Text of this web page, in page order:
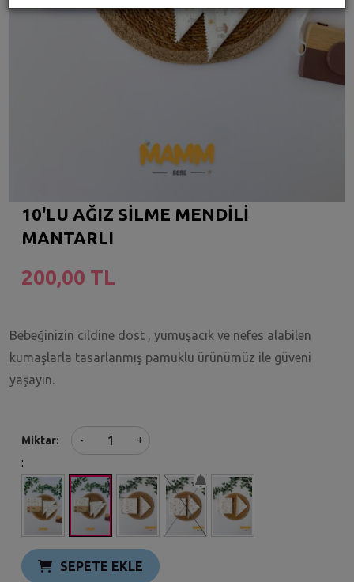
10'LU AĞIZ SİLME MENDİLİ
MANTARLI
200,00 TL
Bebeğinizin cildine dost , yumuşacık ve nefes alabilen
kumaşlarla tasarlanmış pamuklu ürünümüz ile güveni
yaşayın.
Miktar -
+
:
SEPETE EKLE